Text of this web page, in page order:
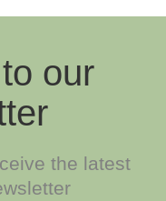
our
the latest